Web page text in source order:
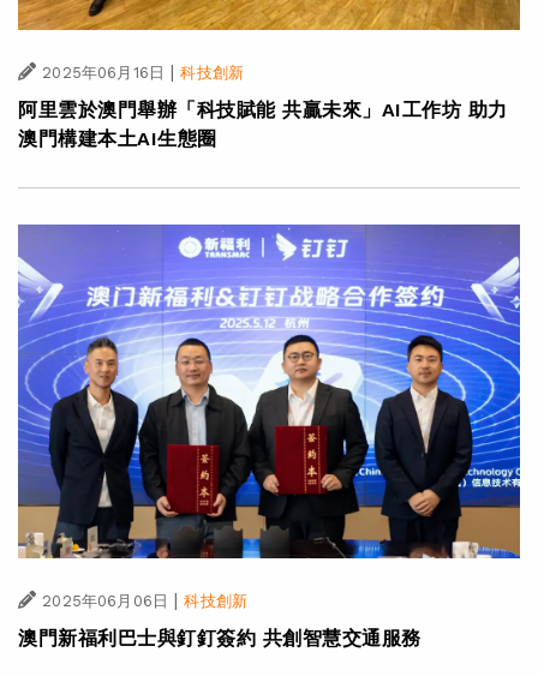
2025年06月16日 | 科技創新
阿里雲於澳門舉辦「科技賦能 共贏未來」AI工作坊 助力
澳門構建本土AI生態圈
2025年06月06日 | 科技創新
澳門新福利巴士與釘釘簽約 共創智慧交通服務